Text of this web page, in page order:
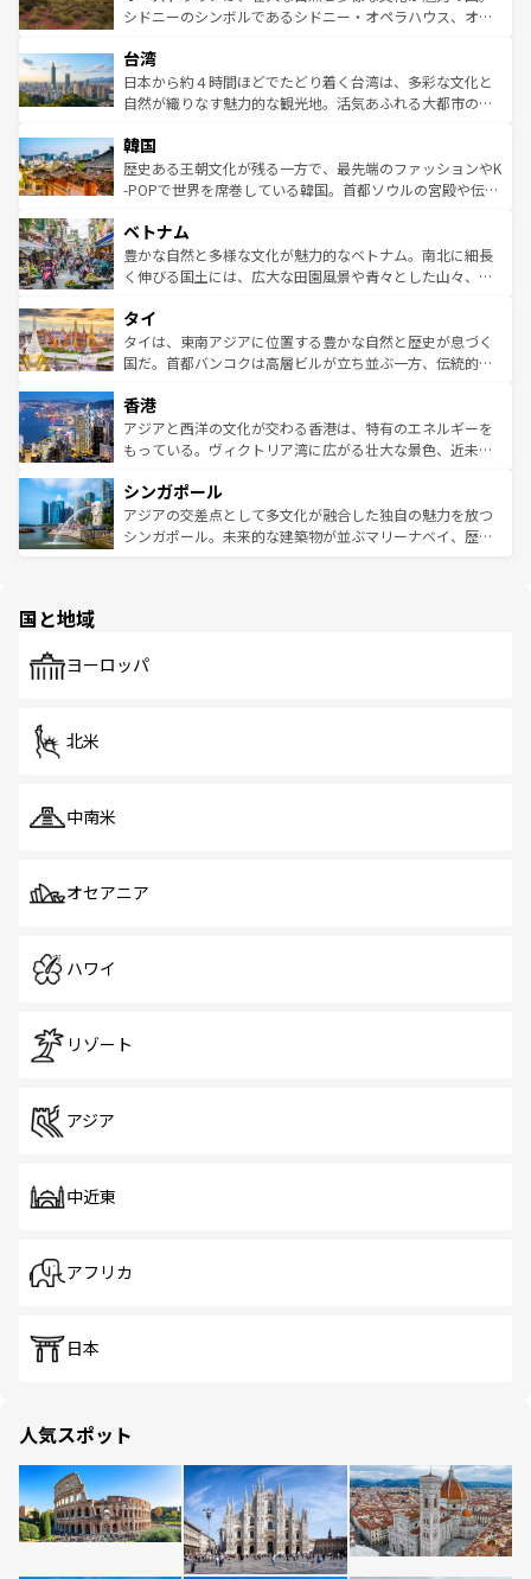
しみながら、その多様性と豊かな歴史を感じることができ
ならではの贅沢な旅のスタイルだ。 なお、新着のアメリカ
情報はコンテンツ一覧を参照してほしい。
おすすめ。エメラルドグリーンに輝く海をはじめ、豊かな
れるおもてなしの心で訪れる人々を迎えてくれるハワイの
人々、おいしいローカルフードやハワイアンミュージッ
ク、伝統的なフラダンスなど、すべてがハワイの魅力を彩
ワイを、存分に味わってほしい。 なお、新着のハワイ情報
はコンテンツ一覧を参照してほしい。
シドニーのシンボルであるシドニー・オペラハウス、オー
リアリーフや大陸中央部にそびえるウルル（エアーズロッ
ク）、タスマニアの美しい原生林やケアンズの熱帯雨林な
ど、見どころがたくさん。また、カフェやワイン、オージ
いる。アクティビティも充実しており、サーフィンやダイ
ビング、ハイキングなど、アウトドア好きにはたまらな
い。オーストラリアの多彩な魅力を存分に味わいつくそ
参照してほしい。
台湾
日本から約４時間ほどでたどり着く台湾は、多彩な文化と
自然が織りなす魅力的な観光地。活気あふれる大都市の台
ン）、静ひつな山岳地帯である台湾東部など、都市の喧騒
と山間の静けさが共存しており、訪れる人に新しい発見と
驚きをもたらしてくれる。また、奥深い台湾の食文化も魅
容にもいいと評判のスイーツなど、バラエティ豊かな料理
が味わえる。 なお、新着の台湾情報は コンテンツ一覧を参
照してほしい。
韓国
歴史ある王朝文化が残る一方で、最先端のファッションやK
-POPで世界を席巻している韓国。首都ソウルの宮殿や伝統
き、地方に足を延ばせば四季折々の自然美を楽しむことが
できる。そして、キムチや焼肉、絶品のストリートフード
まで、さまざまな韓国料理が待っている。夜には、韓国な
リティに包まれながら、韓国の多彩な魅力を心ゆくまで味
わってみてほしい。 なお、新着の韓国情報はコンテンツ一
覧を参照してほしい。
ベトナム
豊かな自然と多様な文化が魅力的なベトナム。南北に細長
く伸びる国土には、広大な田園風景や青々とした山々、世
急速な発展と共に伝統が息づく。ハノイの古い町並みやホ
ーチミン市のフランス統治時代の建物も、独特の雰囲気を
醸し出している。また、バラエティの豊かさとおいしさで
とつ。フォーやバインミー、ベトナムコーヒーなどは、ぜ
ひ現地で味わいたい。どの地域を訪れてもあたたかい人々
が旅行者を迎えてくれるので、きっと忘れられない旅にな
参照してほしい。
タイ
タイは、東南アジアに位置する豊かな自然と歴史が息づく
国だ。首都バンコクは高層ビルが立ち並ぶ一方、伝統的な
の活気が交差している。北部ではチェンマイなどの山岳地
帯で自然と触れ合い、南部ではプーケットやクラビの美し
いビーチでリゾート気分を楽しむことができる。タイ料理
激する。気候は一年中温暖で、どの季節にも異なる楽しみ
が待っている。親しみやすいタイの人々、仏教を中心とし
た文化、そして多様な観光資源が、訪れる旅人を魅了し続
香港
アジアと西洋の文化が交わる香港は、特有のエネルギーを
もっている。ヴィクトリア湾に広がる壮大な景色、近未来
み、どこを訪れても感動するはず。観光スポットが密集し
ており、効率よく見どころを回れるのも魅力。息をのむよ
うな絶景から文化的な体験まで、香港を存分に楽しみ尽く
シンガポール
アジアの交差点として多文化が融合した独自の魅力を放つ
シンガポール。未来的な建築物が並ぶマリーナベイ、歴史
で、ホーカーズは地元の風情を楽しめる外せないスポット
国と地域
ヨーロッパ
北米
中南米
オセアニア
ハワイ
リゾート
アジア
中近東
アフリカ
日本
人気スポット